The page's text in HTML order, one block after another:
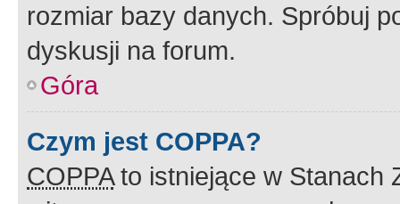
rozmiar bazy danych. Spróbuj
dyskusji na forum.
Góra
Czym jest COPPA?
COPPAto istniejące w Stanach